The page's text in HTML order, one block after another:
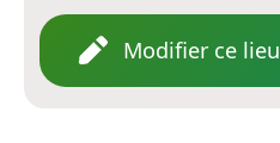
Modifier ce lieu